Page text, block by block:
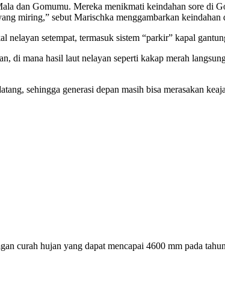
dan Gomumu. Mereka menikmati keindahan sore di
miring,” sebut Marischka menggambarkan keindahan
setempat, termasuk sistem “parkir” kapal
di mana hasil laut nelayan seperti kakap merah
sehingga generasi depan masih bisa merasakan
hujan yang dapat mencapai 4600 mm pada